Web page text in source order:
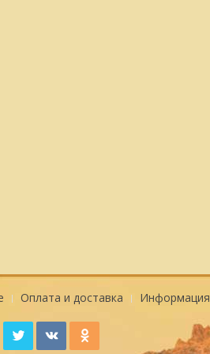
Оплата и доставка Информация